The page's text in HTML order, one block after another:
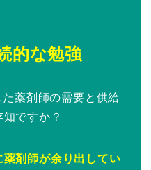
的な勉強
薬剤師の需要と供給
ですか？
薬剤師が余り出してい